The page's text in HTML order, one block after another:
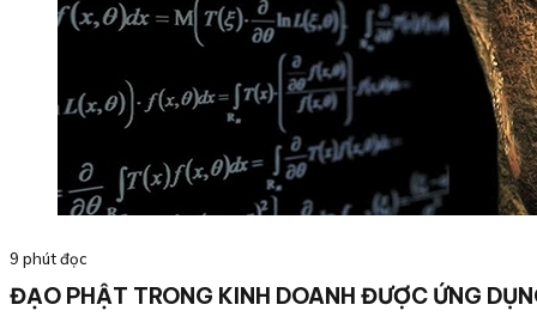
9 phút đọc
ĐẠO PHẬT TRONG KINH DOANH ĐƯỢC ỨNG